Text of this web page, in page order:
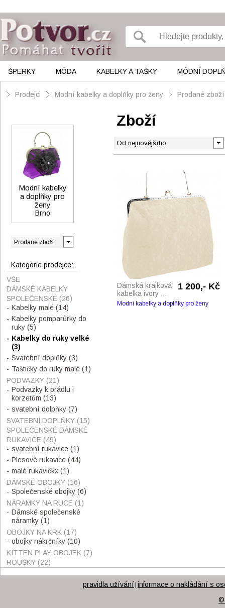
ŠPERKY MÓDA KABELKY A TAŠKY MÓDNÍ
Prodejci Modní kabelky a doplňky pro ženy Prodané zboží
Zboží
Dámská krajková
kabelka ivory ...
1 200,- Kč
Modní kabelky a doplňky pro ženy
Modní kabelky
a doplňky pro
ženy
Brno
Kategorie prodejce:
VŠE
DÁMSKÉ KABELKY
SPOLEČENSKÉ (26)
Kabelky malé (14)
Kabelky pomparůrky do
ruky (5)
Kabelky do ruky velké
(3)
Svatební doplňky (3)
Taštičky do ruky malé (1)
PODVAZKY (21)
Podvazky k prádlu i
korzetům (13)
svatební dolpňky (7)
SVATEBNÍ DOPLŇKY (15)
SPOLEČENSKÉ DÁMSKÉ
RUKAVICE (49)
svatební rukavice (1)
Plesové rukavice (44)
malé rukavičkx (1)
DÁMSKÉ OBOJKY (16)
Společenské obojky (6)
NÁRAMKY NA RUCE (1)
Dámské společenské
náramky (1)
OBOJKY NA KRK (17)
obojky nákrčníky (10)
KITTEN PLAY OBOJEK (7)
ROUŠKY (22)
pravidla užívání informace o nakládání s
©